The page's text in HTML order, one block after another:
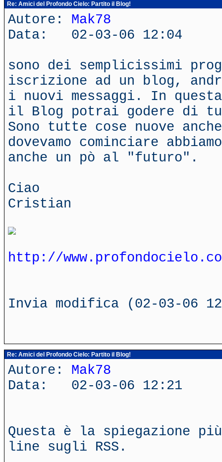
Re: Amici del Profondo Cielo: Partito il Blog!
Autore: Mak78
Data: 02-03-06 12:04
sono dei semplicissimi
iscrizione ad un blog,
i nuovi messaggi. In
il Blog potrai godere di
Sono tutte cose nuove
dovevamo cominciare
anche un pò al "futuro".
Ciao
Cristian
http://
Invia modifica (02-03-06
Re: Amici del Profondo Cielo: Partito il Blog!
Autore: Mak78
Data: 02-03-06 12:21
Questa è la spiegazione
line sugli RSS.